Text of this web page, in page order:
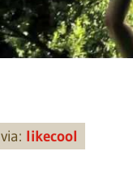
via: likecool